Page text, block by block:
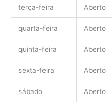
terça-feira Aberto
quarta-feira Aberto
quinta-feira Aberto
sexta-feira Aberto
sábado Aberto